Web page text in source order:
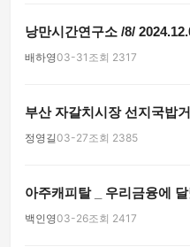
낭만시간연구소 /8/
배하영03-31 조회 2317
부산 자갈치시장 선지국밥
정영길03-27조회 2385
아주캐피탈 _ 우리금융에
백인영03-26조회 2417